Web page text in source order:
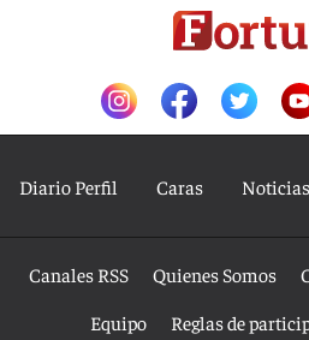
Diario Perfil Caras Noticias
Canales RSS Quienes Somos
Equipo
Reglas de